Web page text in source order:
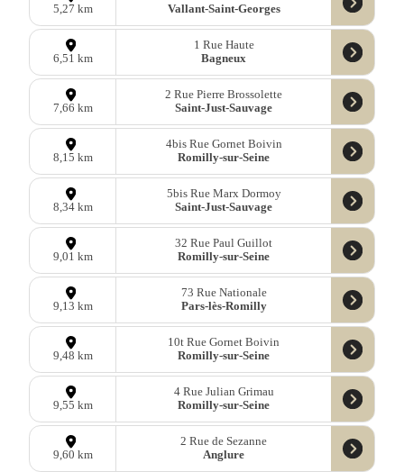
5,27 km
Vallant-Saint-Georges
6,51 km
1 Rue Haute
Bagneux
7,66 km
2 Rue Pierre Brossolette
Saint-Just-Sauvage
8,15 km
4bis Rue Gornet Boivin
Romilly-sur-Seine
8,34 km
5bis Rue Marx Dormoy
Saint-Just-Sauvage
9,01 km
32 Rue Paul Guillot
Romilly-sur-Seine
9,13 km
73 Rue Nationale
Pars-lès-Romilly
9,48 km
10t Rue Gornet Boivin
Romilly-sur-Seine
9,55 km
4 Rue Julian Grimau
Romilly-sur-Seine
9,60 km
2 Rue de Sezanne
Anglure